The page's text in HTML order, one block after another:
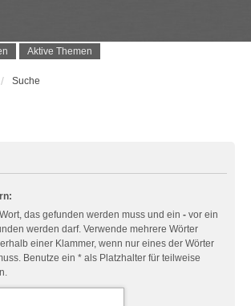
Aktive Themen
Suche
das gefunden werden muss und ein - vor ein
werden darf. Verwende mehrere Wörter
einer Klammer, wenn nur eines der Wörter
Benutze ein * als Platzhalter für teilweise